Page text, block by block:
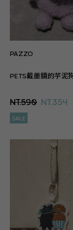
PAZZO
PETS戴墨鏡的芋泥
NT.590 NT.354
SALE